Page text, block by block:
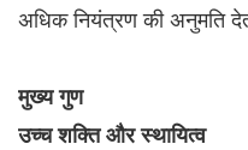
अधिक नियंत्रण की अनुमति
मुख्य गुण
उच्च शक्ति और स्थायित्व